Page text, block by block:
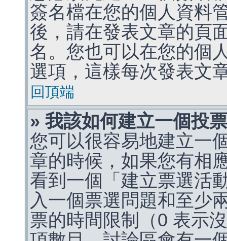
簽名檔在您的個人資料
後，請在發表文章的頁
名。您也可以在您的個
選項，這樣每次發表文
回頂端
» 我該如何建立一個投
您可以很容易地建立一
章的時候，如果您有相
看到一個「建立票選活
入一個票選問題和至少
票的時間限制（0 表示